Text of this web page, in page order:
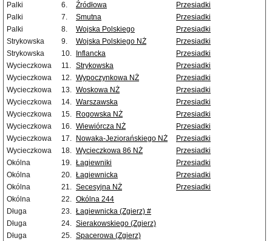
Palki
6. Źródłowa
Przesiadki
Palki
7. Smutna
Przesiadki
Palki
8. Wojska Polskiego
Przesiadki
Strykowska
9. Wojska Polskiego NŻ
Przesiadki
Strykowska
10. Inflancka
Przesiadki
Wycieczkowa
11. Strykowska
Przesiadki
Wycieczkowa
12. Wypoczynkowa NŻ
Przesiadki
Wycieczkowa
13. Woskowa NŻ
Przesiadki
Wycieczkowa
14. Warszawska
Przesiadki
Wycieczkowa
15. Rogowska NŻ
Przesiadki
Wycieczkowa
16. Wiewiórcza NŻ
Przesiadki
Wycieczkowa
17. Nowaka-Jeziorańskiego NŻ
Przesiadki
Wycieczkowa
18. Wycieczkowa 86 NŻ
Przesiadki
Okólna
19. Łagiewniki
Przesiadki
Okólna
20. Łagiewnicka
Przesiadki
Okólna
21. Secesyjna NŻ
Przesiadki
Okólna
22. Okólna 244
Długa
23. Łagiewnicka (Zgierz) #
Długa
24. Sierakowskiego (Zgierz)
Długa
25. Spacerowa (Zgierz)